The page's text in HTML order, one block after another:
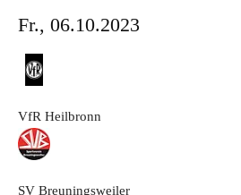
Fr., 06.10.2023
VfR Heilbronn
SV Breuningsweiler